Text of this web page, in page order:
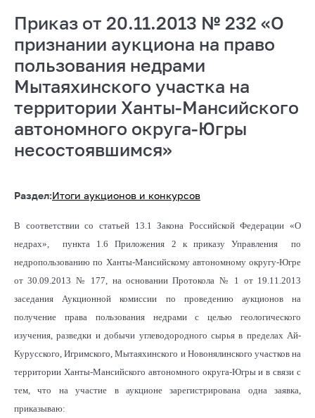
Приказ от 20.11.2013 № 232 «О
признании аукциона на право
пользования недрами
Мытаяхинского участка на
территории Ханты-Мансийского
автономного округа-Югры
несостоявшимся»
Раздел:Итоги аукционов и конкурсов
В соответствии со статьей 13.1 Закона Российской Федерации «О
недрах», пункта 1.6 Приложения 2 к приказу Управления по
недропользованию по Ханты-Мансийскому автономному округу-Югре
от 30.09.2013 № 177, на основании Протокола № 1 от 19.11.2013
заседания Аукционной комиссии по проведению аукционов на
получение права пользования недрами с целью геологического
изучения, разведки и добычи углеводородного сырья в пределах Ай-
Курусского, Игримского, Мытаяхинского и Новонялинского участков на
территории Ханты-Мансийского автономного округа-Югры и в связи с
тем, что на участие в аукционе зарегистрирована одна заявка,
приказываю: